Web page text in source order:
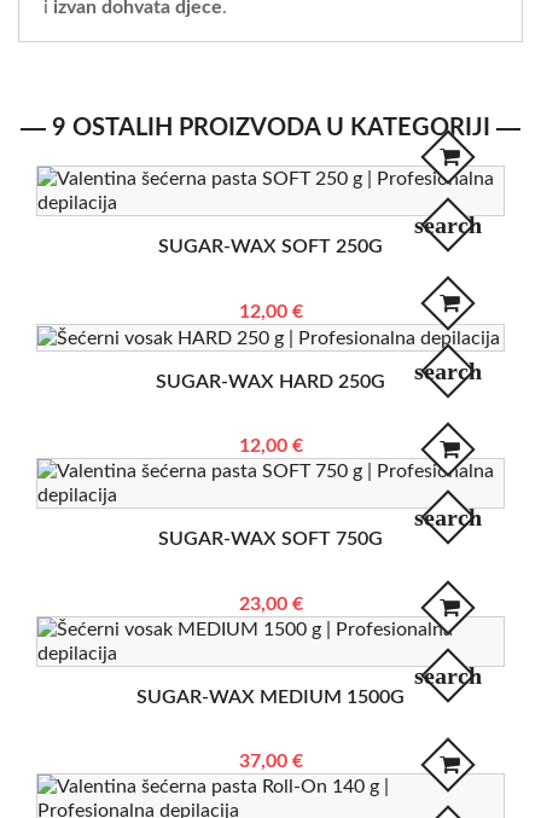
i izvan dohvata djece.
9 OSTALIH PROIZVODA U KATEGORIJI
search
SUGAR-WAX SOFT 250G
12,00 €
search
SUGAR-WAX HARD 250G
12,00 €
search
SUGAR-WAX SOFT 750G
23,00 €
search
SUGAR-WAX MEDIUM 1500G
37,00 €